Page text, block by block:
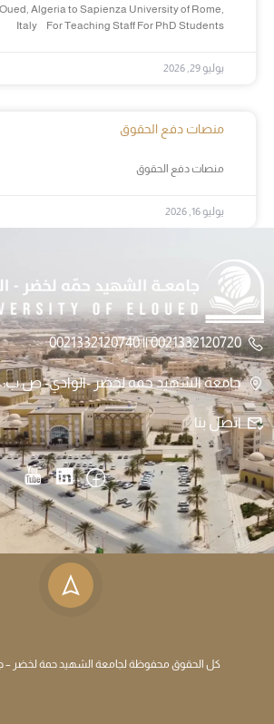
El Oued, Algeria to Sapienza University of Rome,
Italy For Teaching Staff For PhD Students
يوليو 29, 2026
منصات دفع الحقوق
منصات دفع الحقوق
يوليو 16, 2026
0021332120720 || 0021332120740
جامعة الشهيد حمه لخضر -الوادي- ص.ب: 789 الوادي الجزائر
اتصل بنا
كل الحقوق محفوظة لجامعة الشهيد حمة لخضر – جامعة